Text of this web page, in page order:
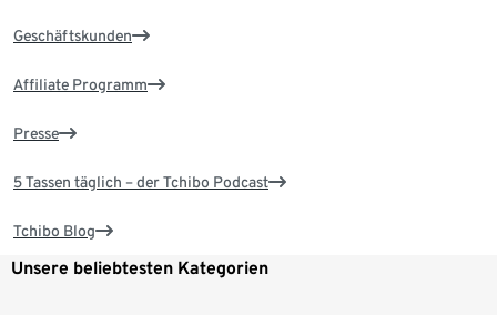
Geschäftskunden
Affiliate Programm
Presse
5 Tassen täglich – der Tchibo Podcast
Tchibo Blog
Unsere beliebtesten Kategorien